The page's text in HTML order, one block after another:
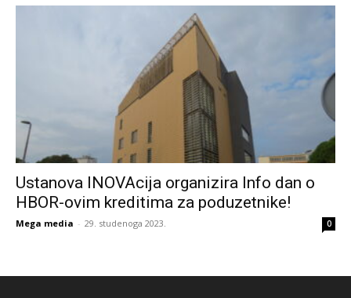
Ustanova INOVAcija organizira Info dan o
HBOR-ovim kreditima za poduzetnike!
Mega media - 29. studenoga 2023. 0